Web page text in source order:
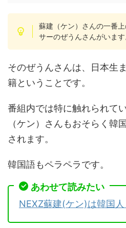
蘇建（ケン）さんの一番
サーのぜうんさんがいます
そのぜうんさんは、日本生
籍ということです。
番組内では特に触れられて
（ケン）さんもおそらく韓
されます。
韓国語もペラペラです。
あわせて読みたい
NEXZ蘇建(ケン)は韓国人